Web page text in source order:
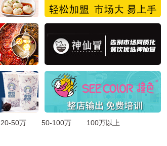
20-50万 50-100万 100万以上